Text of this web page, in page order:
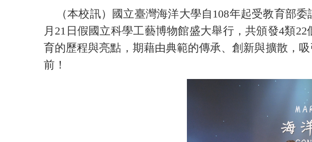
（本校訊）國立臺灣海洋大學自108年起受教育部
月21日假國立科學工藝博物館盛大舉行，共頒發4類
育的歷程與亮點，期藉由典範的傳承、創新與擴散，
前！